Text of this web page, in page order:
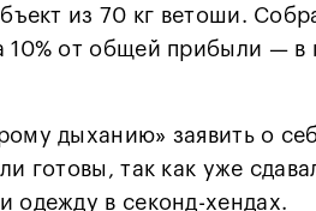
из 70 кг ветоши.
10% от общей прибыли — в
дыханию» заявить о
готовы, так как уже
одежду в секонд-хендах.